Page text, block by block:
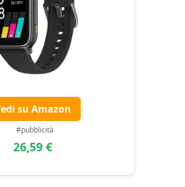
su Amazon
#pubblicità
26,59 €